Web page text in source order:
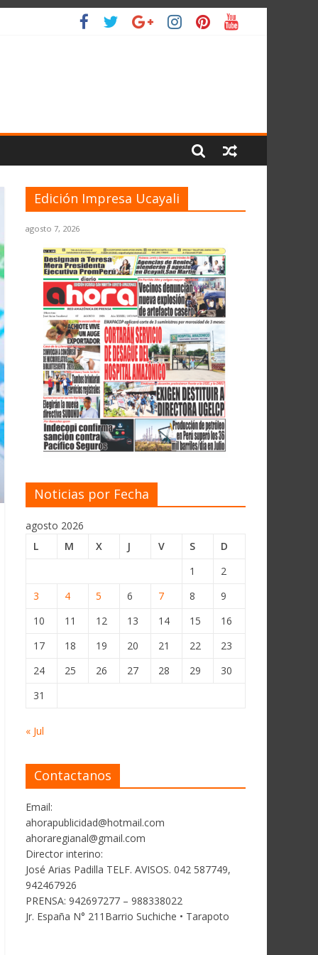
Edición Impresa Ucayali
agosto 7, 2026
Noticias por Fecha
agosto 2026
L
M X J V S
D
1
2
3
4 5 6 7 8
9
10
11 12 13 14 15
16
17
18 19 20 21 22
23
24
25 26 27 28 29
30
31
« Jul
Contactanos
Email:
ahorapublicidad@hotmail.com
ahoraregianal@gmail.com
Director interino:
José Arias Padilla TELF. AVISOS. 042 587749,
942467926
PRENSA: 942697277 – 988338022
Jr. España N° 211Barrio Suchiche • Tarapoto